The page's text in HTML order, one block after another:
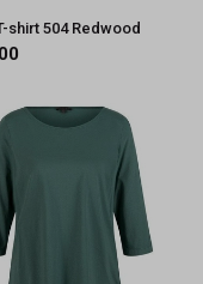
shirt 504 Redwood